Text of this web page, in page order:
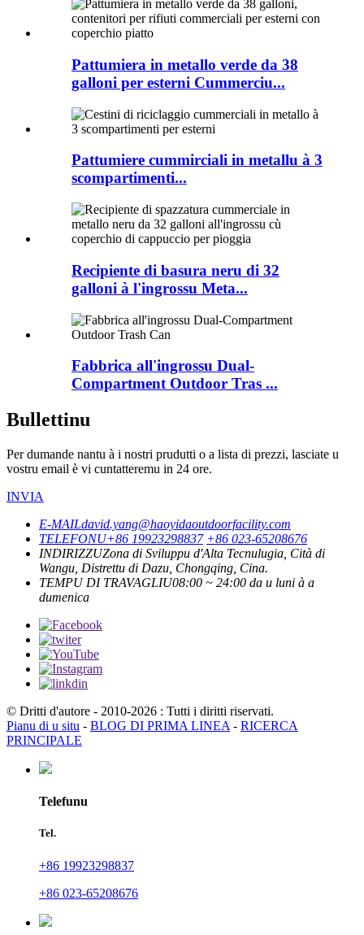
Pattumiera in metallo verde da 38
galloni per esterni Cummerciu...
Pattumiere cummirciali in metallu à 3
scompartimenti...
Recipiente di basura neru di 32
galloni à l'ingrossu Meta...
Fabbrica all'ingrossu Dual-
Compartment Outdoor Tras ...
Bullettinu
Per dumande nantu à i nostri prudutti o a lista di prezzi, lasciate u
vostru email è vi cuntatteremu in 24 ore.
INVIA
E-MAILdavid.yang@haoyidaoutdoorfacility.com
TELEFONU+86 19923298837 +86 023-65208676
INDIRIZZUZona di Sviluppu d'Alta Tecnulugia, Cità di
Wangu, Distrettu di Dazu, Chongqing, Cina.
TEMPU DI TRAVAGLIU08:00 ~ 24:00 da u luni à a
dumenica
© Dritti d'autore - 2010-2026 : Tutti i diritti riservati.
Pianu di u situ - BLOG DI PRIMA LINEA - RICERCA
PRINCIPALE
Telefunu
Tel.
+86 19923298837
+86 023-65208676